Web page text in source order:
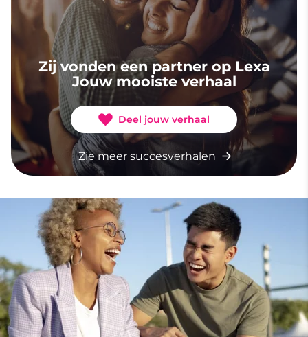
Zij vonden een partner op Lexa
Jouw mooiste verhaal
Deel jouw verhaal
Zie meer succesverhalen